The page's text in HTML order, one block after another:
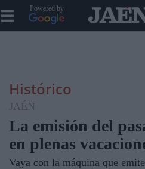
Powered by
Histórico
JAÉN
La emisión del
en plenas
Vaya con la máquina que